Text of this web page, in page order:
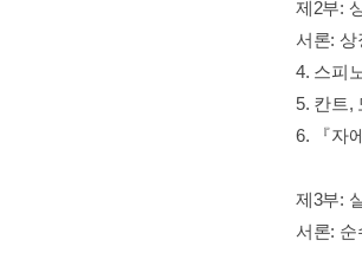
제2부:
서론: 상
4. 스피
5. 칸트,
6. 『자
제3부:
서론: 순